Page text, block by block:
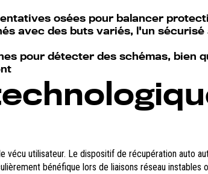
osées pour balancer
avec des buts variés, l'un
pour détecter des schémas, bien
utilisateur. Le dispositif de récupération auto
bénéfique lors de liaisons réseau instables